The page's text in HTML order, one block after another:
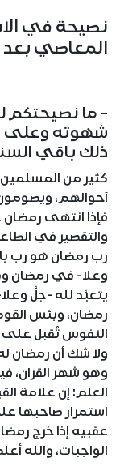
نصيحة في
المعاصي
- ما نصيحتكم
شهوته وعلى
ذلك باقي
كثير من المسلمين
أحوالهم،
فإذا انتهى رمضان
والتقصير في
رب رمضان هو رب
وعلا- في رمضان
يتعبَّد لله -جلَّ
رمضان، وبئس
النفوس تُقبل على
ولا شك أن رمضان
وهو شهر القرآن،
العلم: إن علامة
استمرار صاحبها
عقبيه إذا خرج
الواجبات، والله